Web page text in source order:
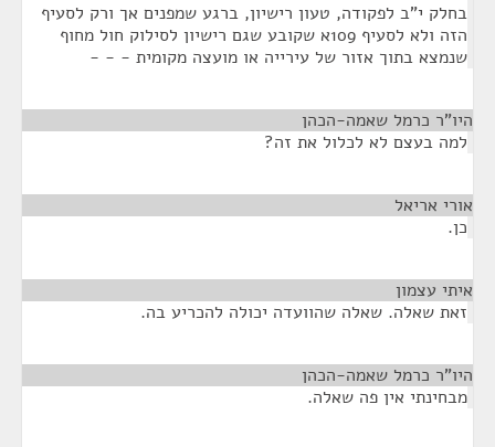
בחלק י"ב לפקודה, טעון רישיון, ברגע שמפנים אך ורק לסעיף
הזה ולא לסעיף 109א שקובע שגם רישיון לסילוק חול מחוף
שנמצא בתוך אזור של עירייה או מועצה מקומית - - -
היו"ר כרמל שאמה-הכהן
למה בעצם לא לכלול את זה?
אורי אריאל
כן.
איתי עצמון
זאת שאלה. שאלה שהוועדה יכולה להכריע בה.
היו"ר כרמל שאמה-הכהן
מבחינתי אין פה שאלה.